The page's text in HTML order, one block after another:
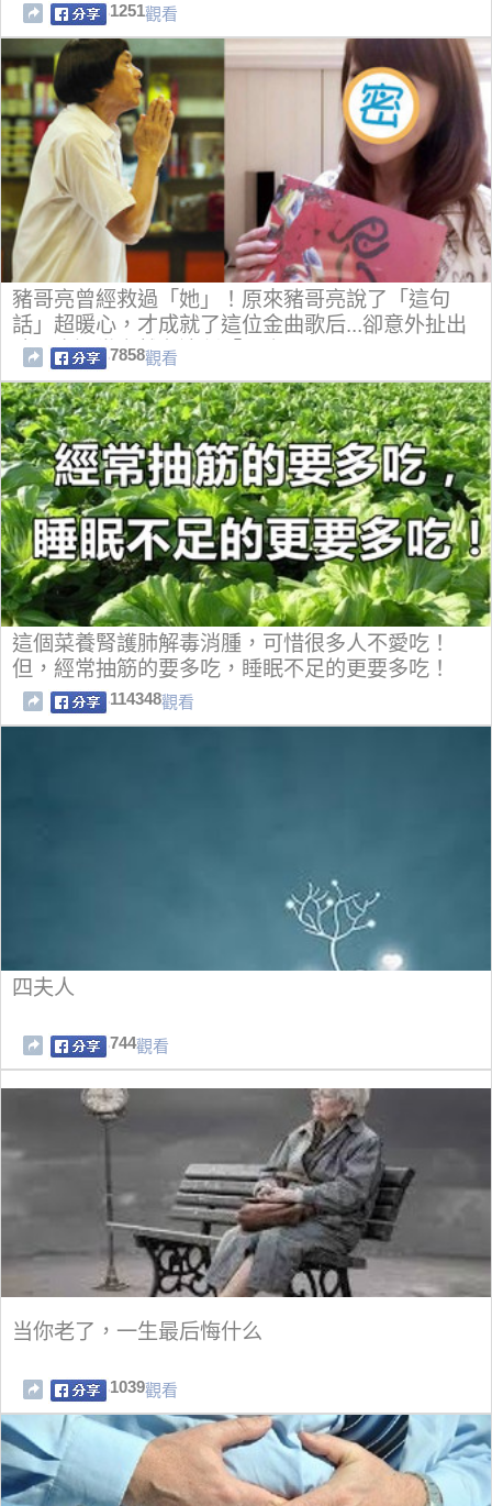
1251觀看
豬哥亮曾經救過「她」！原來豬哥亮說了「這句
話」超暖心，才成就了這位金曲歌后...卻意外扯出
豬哥亮過世竟然有這種「巧合」...
7858觀看
這個菜養腎護肺解毒消腫，可惜很多人不愛吃！
但，經常抽筋的要多吃，睡眠不足的更要多吃！
114348觀看
四夫人
744觀看
当你老了，一生最后悔什么
1039觀看